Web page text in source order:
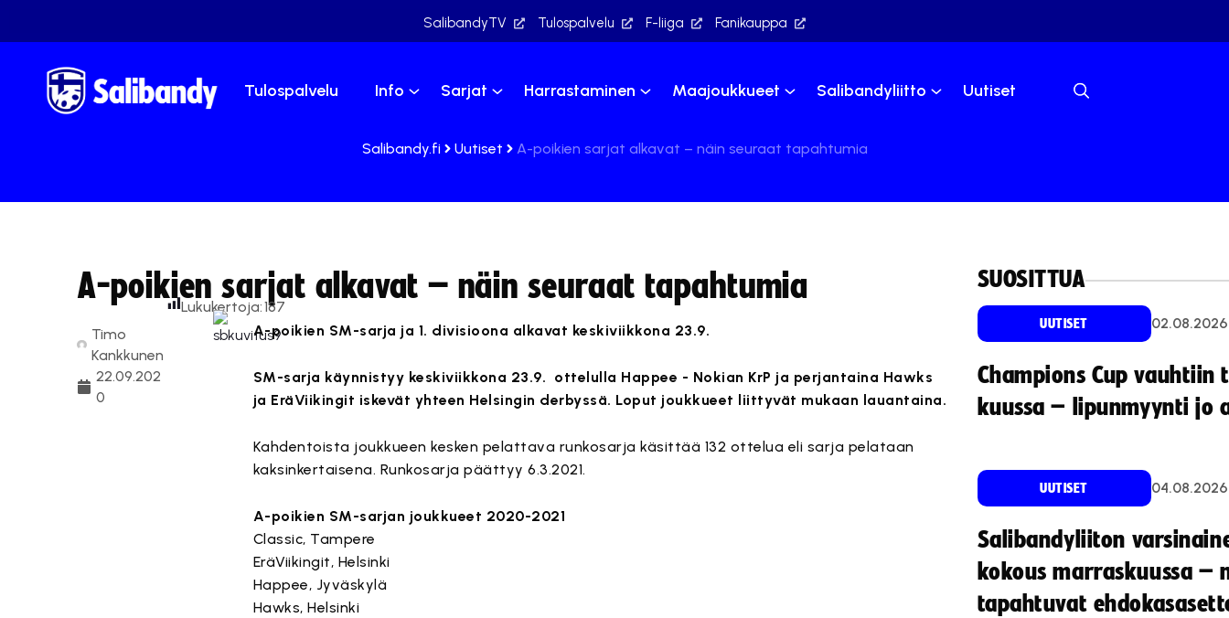
SalibandyTV Tulospalvelu F-liiga Fanikauppa
Tulospalvelu Info Sarjat Harrastaminen Maajoukkueet Salibandyliitto Uutiset
Salibandy.fi Uutiset A-poikien sarjat alkavat – näin seuraat tapahtumia
A-poikien sarjat alkavat – näin seuraat tapahtumia
Timo
Kankkunen
22.09.202
0
Lukukertoja:187
A-poikien SM-sarja ja 1. divisioona alkavat keskiviikkona 23.9.
SM-sarja käynnistyy keskiviikkona 23.9. ottelulla Happee - Nokian KrP ja perjantaina Hawks
ja EräViikingit iskevät yhteen Helsingin derbyssä. Loput joukkueet liittyvät mukaan lauantaina.
Kahdentoista joukkueen kesken pelattava runkosarja käsittää 132 ottelua eli sarja pelataan
kaksinkertaisena. Runkosarja päättyy 6.3.2021.
A-poikien SM-sarjan joukkueet 2020-2021
Classic, Tampere
EräViikingit, Helsinki
Happee, Jyväskylä
Hawks, Helsinki
SUOSITTUA
UUTISET 02.08.2026
Champions Cup vauhtiin
kuussa – lipunmyynti jo
UUTISET 04.08.2026
Salibandyliiton
kokous marraskuussa –
tapahtuvat